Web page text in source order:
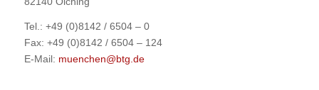
Tel.: +49 (0)8142 / 6504 – 0
Fax: +49 (0)8142 / 6504 – 124
E-Mail: muenchen@btg.de